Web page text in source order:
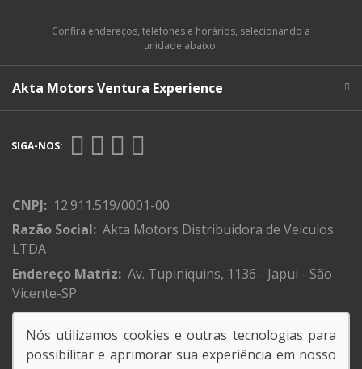
Confira endereços, telefones e horários, selecionando a
unidade abaixo:
Akta Motors Ventura Experience
SIGA-NOS:
CNPJ: 12.911.519/0001-00
Razão Social: Akta Motors Distribuidora de Veiculos
LTDA
Endereço Matriz: Av. Tupiniquins, 1136 - Japui - São
Vicente-SP
Nós utilizamos cookies e outras tecnologias para
possibilitar e aprimorar sua experiência em nosso